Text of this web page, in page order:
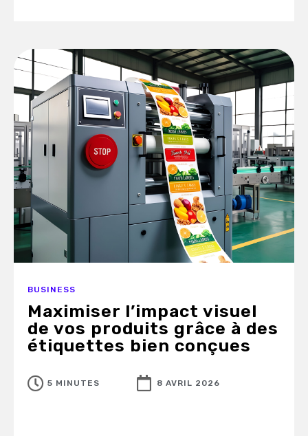
BUSINESS
Maximiser l’impact visuel
de vos produits grâce à des
étiquettes bien conçues
5 MINUTES 8 AVRIL 2026